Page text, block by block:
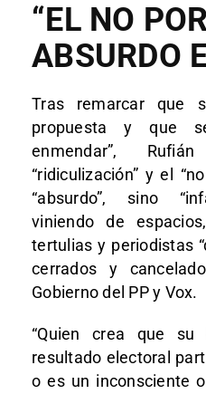
“EL NO
ABSURDO
Tras remarcar que
propuesta y que
enmendar”,
“ridiculización” y el
“absurdo”, sino
viniendo de
tertulias y periodistas
cerrados y
Gobierno del PP y Vox.
“Quien crea que
resultado electoral
o es un inconsciente